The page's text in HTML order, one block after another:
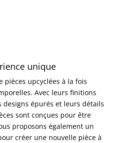
unique
pièces upcyclées à la fois
Avec leurs finitions
designs épurés et leurs détails
sont conçues pour être
proposons également un
créer une nouvelle pièce à